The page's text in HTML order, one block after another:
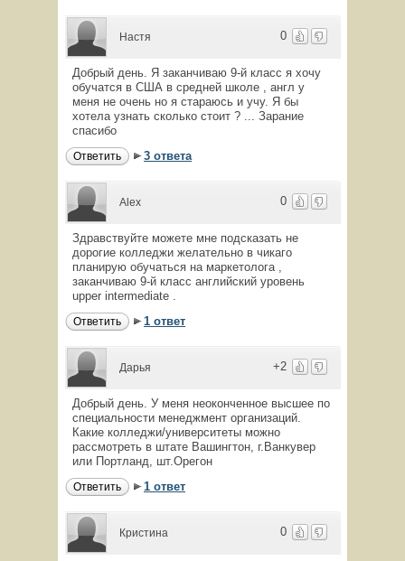
0
Настя
Добрый день. Я заканчиваю 9-й класс я хочу
обучатся в США в средней школе , англ у
меня не очень но я стараюсь и учу. Я бы
хотела узнать сколько стоит ? ... Зарание
спасибо
Ответить 3 ответа
0
Alex
Здравствуйте можете мне подсказать не
дорогие колледжи желательно в чикаго
планирую обучаться на маркетолога ,
заканчиваю 9-й класс английский уровень
upper intermediate .
Ответить 1 ответ
+2
Дарья
Добрый день. У меня неоконченное высшее по
специальности менеджмент организаций.
Какие колледжи/университеты можно
рассмотреть в штате Вашингтон, г.Ванкувер
или Портланд, шт.Орегон
Ответить 1 ответ
0
Кристина